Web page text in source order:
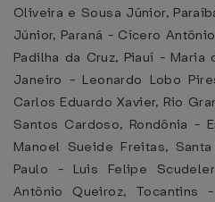
Oliveira e Sousa Júnior,
Júnior, Paraná - Cícero
Padilha da Cruz, Piauí - Maria
Janeiro - Leonardo Lobo
Carlos Eduardo Xavier, Rio
Santos Cardoso, Rondônia -
Manoel Sueide Freitas,
Paulo - Luis Felipe
Antônio Queiroz,